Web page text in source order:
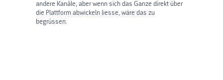
andere Kanäle, aber wenn sich das Ganze direkt über
die Plattform abwickeln liesse, wäre das zu
begrüssen.